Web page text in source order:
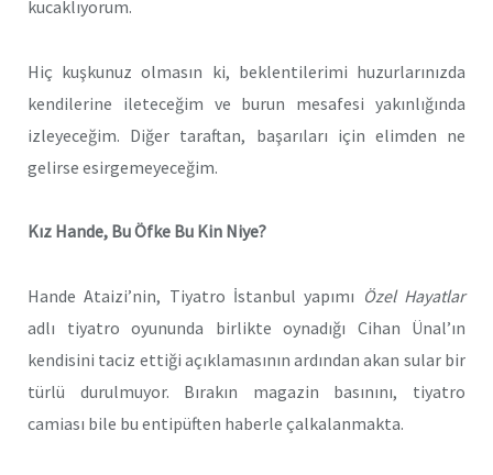
kucaklıyorum.
Hiç kuşkunuz olmasın ki, beklentilerimi huzurlarınızda
kendilerine ileteceğim ve burun mesafesi yakınlığında
izleyeceğim. Diğer taraftan, başarıları için elimden ne
gelirse esirgemeyeceğim.
Kız Hande, Bu Öfke Bu Kin Niye?
Hande Ataizi’nin, Tiyatro İstanbul yapımı Özel Hayatlar
adlı tiyatro oyununda birlikte oynadığı Cihan Ünal’ın
kendisini taciz ettiği açıklamasının ardından akan sular bir
türlü durulmuyor. Bırakın magazin basınını, tiyatro
camiası bile bu entipüften haberle çalkalanmakta.